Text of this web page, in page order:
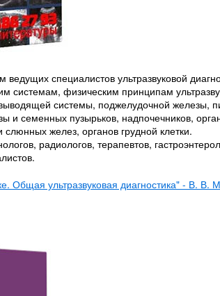
специалистов ультразвуковой
системам, физическим принципам
системы, поджелудочной железы,
и семенных пузырьков, надпочечников,
желез, органов грудной клетки.
радиологов, терапевтов,
Общая ультразвуковая диагностика" - В. В.